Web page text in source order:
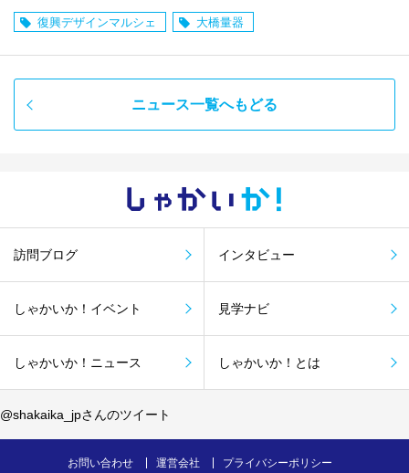
復興デザインマルシェ 大橋量器
ニュース一覧へもどる
しゃかい か！
訪問ブログ インタビュー
しゃかいか！イベント 見学ナビ
しゃかいか！ニュース しゃかいか！とは
@shakaika_jpさんのツイート
お問い合わせ 運営会社 プライバシーポリシー